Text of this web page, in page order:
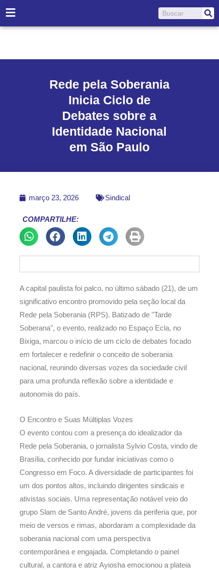
para
o
Pesquisar
Rede pela Soberania
Inicia Ciclo de
Debates sobre a
Identidade Nacional
em São Paulo
março 23, 2026 Sindical
COMPARTILHE:
A capital paulista foi palco, no último sábado (21), de um
significativo encontro promovido pela seção local da
Rede pela Soberania (RPS). Batizado de "Tarde
Soberana", o evento, realizado no Espaço Ecla, no
Bixiga, marcou o início de um ciclo de debates focado
em fortalecer e redefinir o conceito de soberania
nacional, reunindo diversas vozes da sociedade civil
para uma profunda reflexão sobre a identidade e
autonomia do país.
O Encontro e Suas Múltiplas Vozes
O evento contou com a presença do idealizador da
Rede pela Soberania, o jornalista Sylvio Costa, vindo de
Brasília, conhecido por fundar iniciativas como o
Congresso em Foco. A diversidade de participantes foi
um dos pontos altos, incluindo dirigentes sindicais e
ativistas sociais. Uma representação notável veio do
grupo Slam de Santo André, jovens da periferia que, por
meio de versos e rimas, abordaram a complexidade da
soberania nacional com uma perspectiva
contemporânea e engajada. Completando o painel
cultural, a cantora e atriz Ayiosha emocionou a plateia